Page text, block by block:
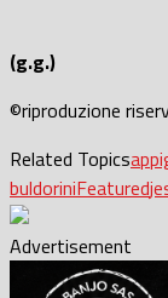
(g.g.)
©riproduzione
Related Topics
buldoriniFeatured
Advertisement